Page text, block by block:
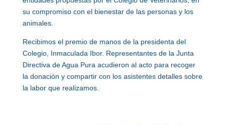
su compromiso con el bienestar de las personas y los
animales.
Recibimos el premio de manos de la presidenta del
Colegio, Inmaculada Ibor. Representantes de la Junta
Directiva de Agua Pura acudieron al acto para recoger
la donación y compartir con los asistentes detalles sobre
la labor que realizamos.